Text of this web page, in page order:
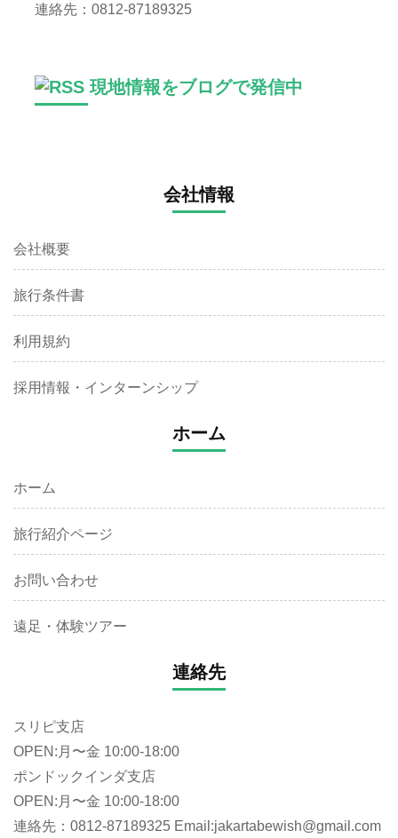
連絡先：0812-87189325
現地情報をブログで発信中
会社情報
会社概要
旅行条件書
利用規約
採用情報・インターンシップ
ホーム
ホーム
旅行紹介ページ
お問い合わせ
遠足・体験ツアー
連絡先
スリピ支店
OPEN:月〜金 10:00-18:00
ポンドックインダ支店
OPEN:月〜金 10:00-18:00
連絡先：0812-87189325 Email:jakartabewish@gmail.com